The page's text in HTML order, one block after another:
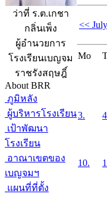
ว่าที่ ร.ต.เกชา
กลิ่นเพ็ง
ผู้อำนวยการ
โรงเรียนเบญจม
ราชรังสฤษฎิ์
About BRR
ภูมิหลัง
ผู้บริหารโรงเรียน
เป้าพัฒนา
โรงเรียน
อาณาเขตของ
เบญจมฯ
แผนที่ที่ตั้ง
<< July
Mo
3.
10.